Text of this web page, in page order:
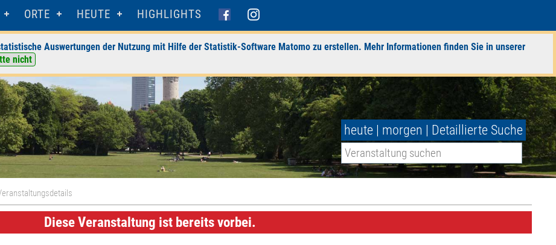
ORTE HEUTE HIGHLIGHTS
Auswertungen der Nutzung mit Hilfe der Statistik-Software Matomo zu erstellen. Mehr Informationen finden Sie in unserer
nicht
heute | morgen | Detaillierte Suche
Diese Veranstaltung ist bereits vorbei.